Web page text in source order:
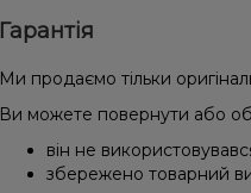
Гарантія
Ми продаємо тільки
Ви можете повернути або
він не
збережено товарний